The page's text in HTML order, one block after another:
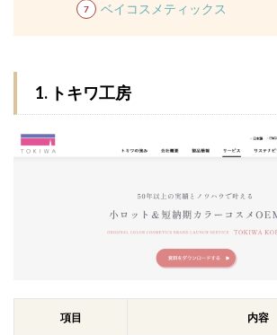
ベイコスメティックス
1. トキワ工房
項目 内容